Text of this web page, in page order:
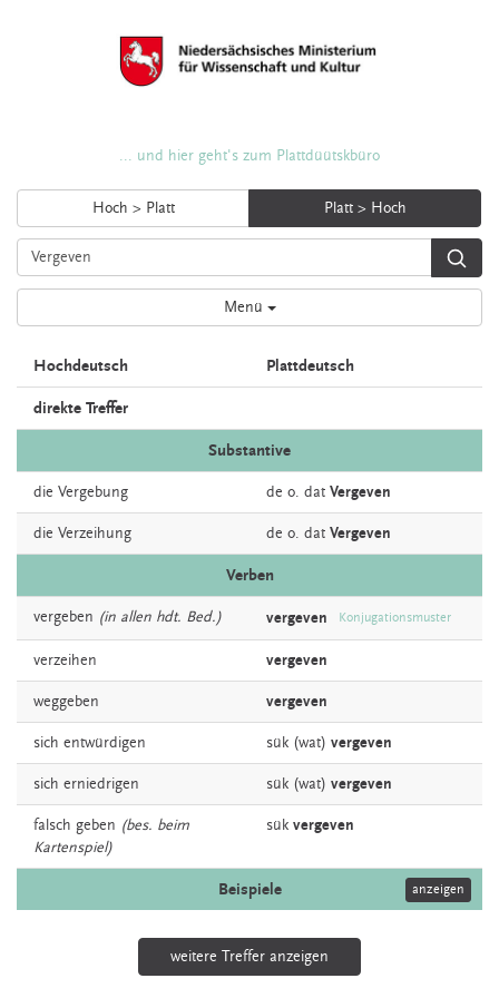
... und hier geht's zum Plattdüütskbüro
Hoch > Platt Platt > Hoch
Menü
Hochdeutsch Plattdeutsch
direkte Treffer
Substantive
die Vergebung de o. dat Vergeven
die Verzeihung de o. dat Vergeven
Verben
vergeben (in allen hdt. Bed.) vergeven Konjugationsmuster
verzeihen vergeven
weggeben vergeven
sich entwürdigen sük (wat) vergeven
sich erniedrigen sük (wat) vergeven
falsch geben (bes. beim
Kartenspiel)
sük vergeven
Beispiele anzeigen
weitere Treffer anzeigen